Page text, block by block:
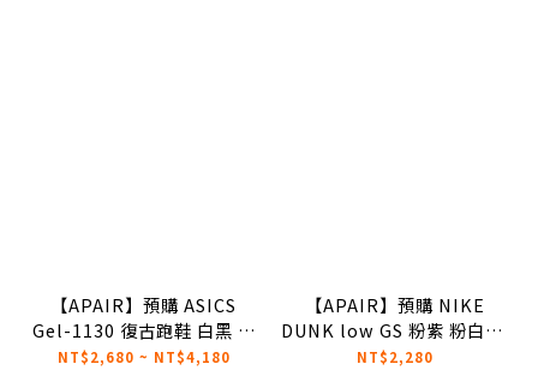
【APAIR】預購 ASICS
Gel-1130 復古跑鞋 白黑 白
棕 米白銀 三色 1201A256-
NT$2,680 ~ NT$4,180
【APAIR】預購 NIKE
DUNK low GS 粉紫 粉白 大
童 FB9109-122
NT$2,280